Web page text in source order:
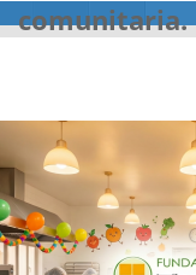
comunitaria.